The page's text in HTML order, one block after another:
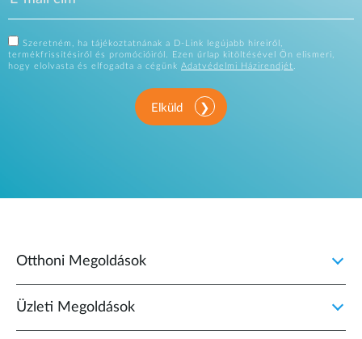
Szeretném, ha tájékoztatnának a D-Link legújabb híreiről,
termékfrissítésiről és promócióiról. Ezen űrlap kitöltésével Ön elismeri,
hogy elolvasta és elfogadta a cégünk Adatvédelmi Házirendjét.
Elküld
Otthoni Megoldások
Üzleti Megoldások